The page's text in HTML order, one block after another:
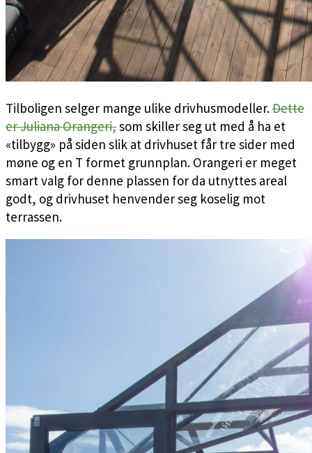
Tilboligen selger mange ulike drivhusmodeller.Dette
er Juliana Orangeri,som skiller seg ut med å ha et
«tilbygg» på siden slik at drivhuset får tre sider med
møne og en T formet grunnplan. Orangeri er meget
smart valg for denne plassen for da utnyttes areal
godt, og drivhuset henvender seg koselig mot
terrassen.